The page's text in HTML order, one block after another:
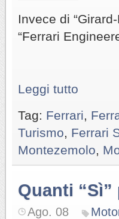
Invece di
“Ferrari
Leggi tutto
Tag: Ferrari
Turismo
Ferrari
Montezemolo
Quanti
Ago. 08